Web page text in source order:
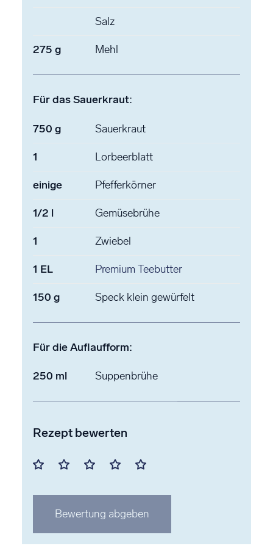
Salz
275 g Mehl
Für das Sauerkraut:
750 g Sauerkraut
1 Lorbeerblatt
einige Pfefferkörner
1/2 l Gemüsebrühe
1 Zwiebel
1 EL Premium Teebutter
150 g Speck klein gewürfelt
Für die Auflaufform:
250 ml Suppenbrühe
Rezept bewerten
Mit
Stern
bewerten
Mit
Stern
bewerten
Mit
Stern
bewerten
Mit
Stern
bewerten
Mit
Stern
bewerten
Bewertung abgeben